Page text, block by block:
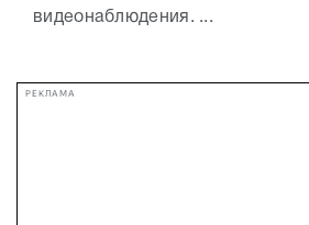
видеонаблюдения. ...
РЕКЛАМА